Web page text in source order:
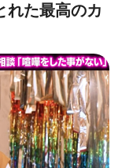
れた最高のカ